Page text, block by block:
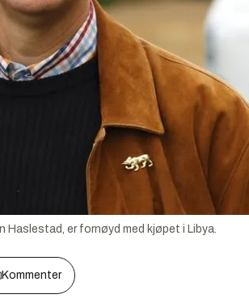
Haslestad, er fornøyd med kjøpet i Libya.
Kommenter